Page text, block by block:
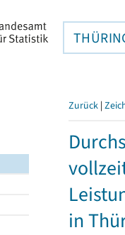
Zurück |
in